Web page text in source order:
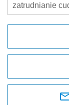
zatrudnianie